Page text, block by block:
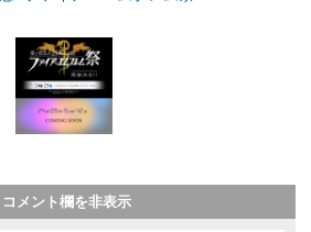
コメント欄を非表示